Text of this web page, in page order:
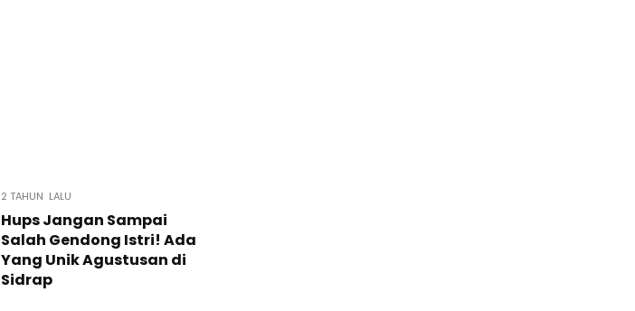
2 TAHUN LALU
Hups Jangan Sampai
Salah Gendong Istri! Ada
Yang Unik Agustusan di
Sidrap